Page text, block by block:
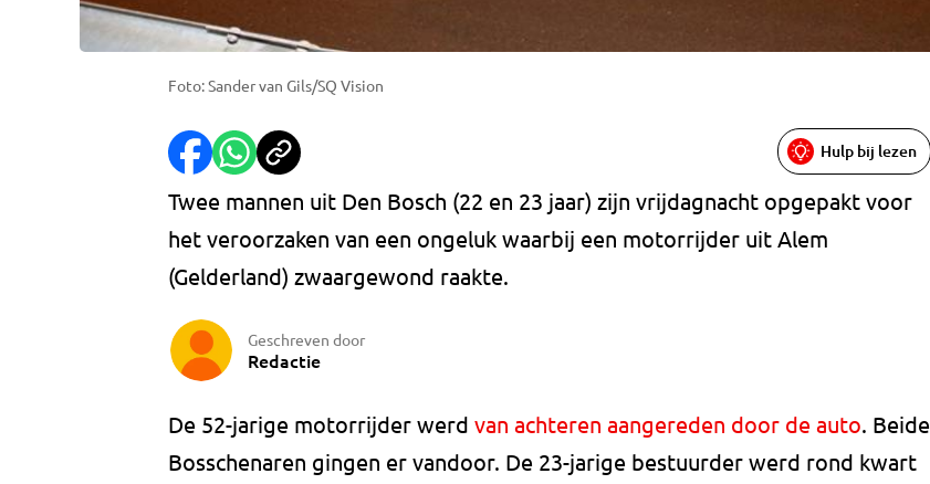
Foto: Sander van Gils/SQ Vision
Hulp bij lezen
Twee mannen uit Den Bosch (22 en 23 jaar) zijn vrijdagnacht opgepakt voor
het veroorzaken van een ongeluk waarbij een motorrijder uit Alem
(Gelderland) zwaargewond raakte.
Geschreven door
Redactie
De 52-jarige motorrijder werd van achteren aangereden door de auto. Beide
Bosschenaren gingen er vandoor. De 23-jarige bestuurder werd rond kwart